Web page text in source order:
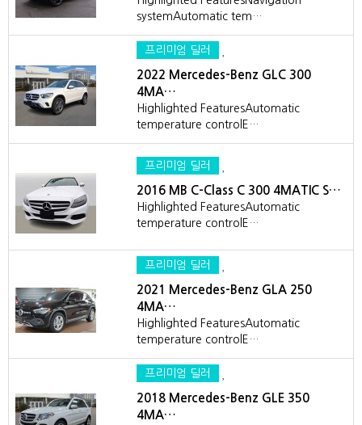
systemAutomatic tem…
프리미엄 딜러
2022 Mercedes-Benz GLC 300
4MA…
Highlighted FeaturesAutomatic
temperature controlE…
프리미엄 딜러
2016 MB C-Class C 300 4MATIC S…
Highlighted FeaturesAutomatic
temperature controlE…
프리미엄 딜러
2021 Mercedes-Benz GLA 250
4MA…
Highlighted FeaturesAutomatic
temperature controlE…
프리미엄 딜러
2018 Mercedes-Benz GLE 350
4MA…